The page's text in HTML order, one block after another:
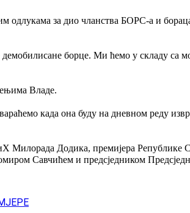
одлукама за дио чланства БОРС-а и
демобилисане борце. Ми ћемо у складу
Владе.
када она буду на дневном реду
Милорада Додика, премијера
Савчићем и предсједником